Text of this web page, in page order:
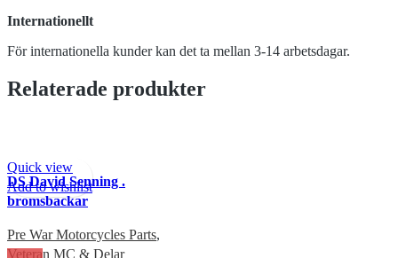
Internationellt
För internationella kunder kan det ta mellan 3-14 arbetsdagar.
Relaterade produkter
Quick view
Add to wishlist
DS David Senning .
bromsbackar
Pre War Motorcycles Parts,
Veteran MC & Delar